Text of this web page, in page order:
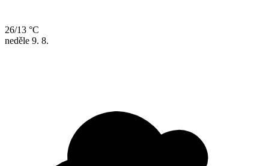
26/13 °C
neděle 9. 8.